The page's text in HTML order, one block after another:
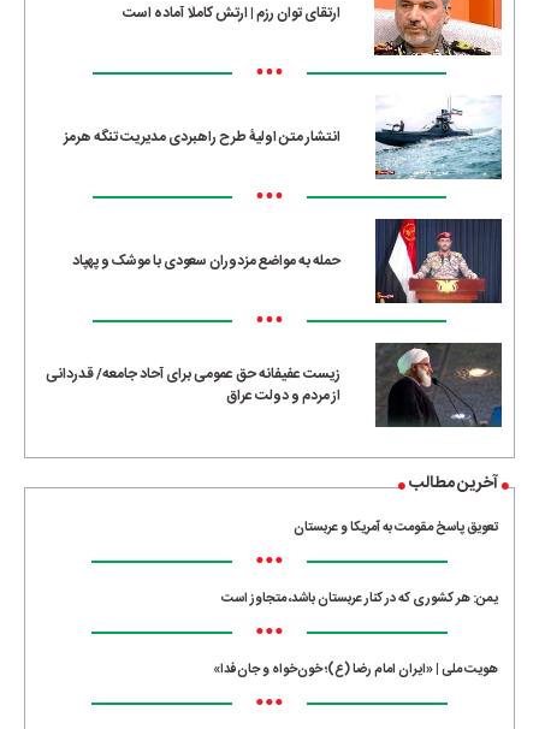
ارتقای توان رزم | ارتش کاملا آماده است
•••
انتشار متن اولیۀ طرح راهبردی مدیریت تنگه هرمز
•••
حمله به مواضع مزدوران سعودی با موشک و پهپاد
•••
زیست عفیفانه حق عمومی برای آحاد جامعه/ قدردانی
از مردم و دولت عراق
آخرین مطالب
تعویق پاسخ مقومت به آمریکا و عربستان
•••
یمن: هر کشوری که در کنار عربستان باشد، متجاوز است
•••
هویت ملی | «ایران امام رضا (ع)؛ خون‌خواه و جان‌فدا»
•••